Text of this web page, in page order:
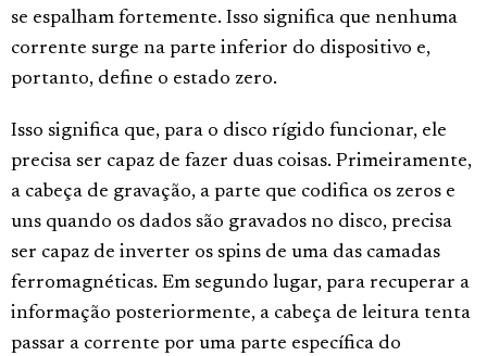
se espalham fortemente. Isso significa que nenhuma
corrente surge na parte inferior do dispositivo e,
portanto, define o estado zero.
Isso significa que, para o disco rígido funcionar, ele
precisa ser capaz de fazer duas coisas. Primeiramente,
a cabeça de gravação, a parte que codifica os zeros e
uns quando os dados são gravados no disco, precisa
ser capaz de inverter os spins de uma das camadas
ferromagnéticas. Em segundo lugar, para recuperar a
informação posteriormente, a cabeça de leitura tenta
passar a corrente por uma parte específica do